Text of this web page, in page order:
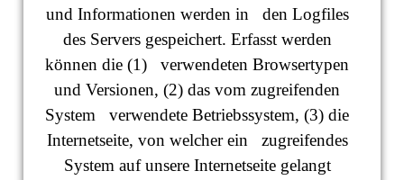
und Informationen werden in den Logfiles
des Servers gespeichert. Erfasst werden
können die (1) verwendeten Browsertypen
und Versionen, (2) das vom zugreifenden
System verwendete Betriebssystem, (3) die
Internetseite, von welcher ein zugreifendes
System auf unsere Internetseite gelangt